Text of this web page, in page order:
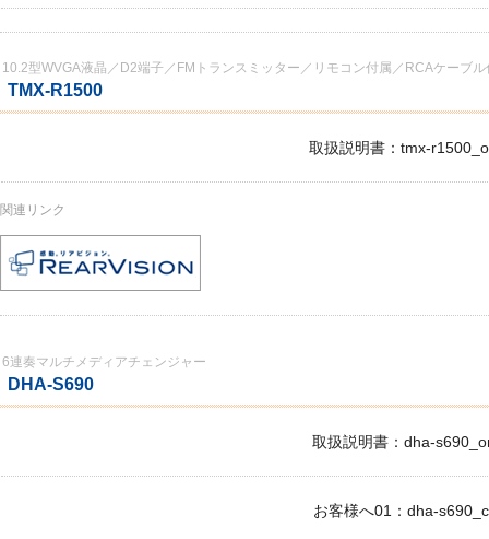
10.2型WVGA液晶／D2端子／FMトランスミッター／リモコン付属／RCAケーブ
TMX-R1500
取扱説明書：tmx-
関連リンク
6連奏マルチメディアチェンジャー
DHA-S690
取扱説明書：dha-
お客様へ01：dha-